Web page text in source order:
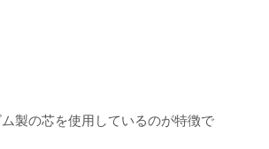
製の芯を使用しているのが特徴で